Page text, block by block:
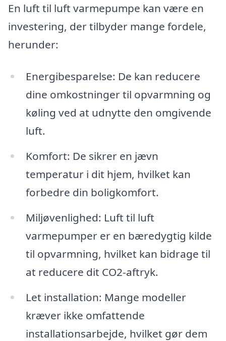
En luft til luft varmepumpe kan være en
investering, der tilbyder mange fordele,
herunder:
Energibesparelse: De kan reducere
dine omkostninger til opvarmning og
køling ved at udnytte den omgivende
luft.
Komfort: De sikrer en jævn
temperatur i dit hjem, hvilket kan
forbedre din boligkomfort.
Miljøvenlighed: Luft til luft
varmepumper er en bæredygtig kilde
til opvarmning, hvilket kan bidrage til
at reducere dit CO2-aftryk.
Let installation: Mange modeller
kræver ikke omfattende
installationsarbejde, hvilket gør dem